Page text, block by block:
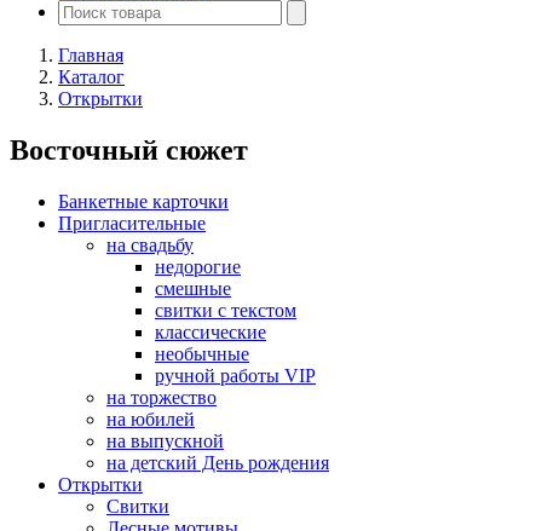
Главная
Каталог
Открытки
Восточный сюжет
Банкетные карточки
Пригласительные
на свадьбу
недорогие
смешные
свитки с текстом
классические
необычные
ручной работы VIP
на торжество
на юбилей
на выпускной
на детский День рождения
Открытки
Свитки